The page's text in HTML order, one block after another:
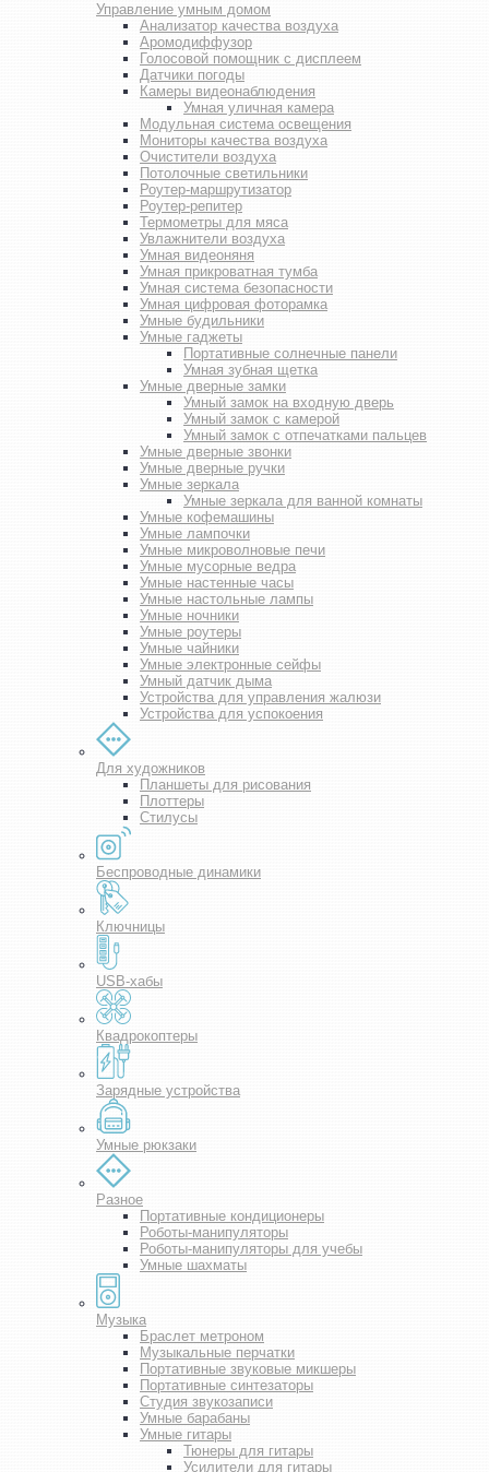
Управление умным домом
Анализатор качества воздуха
Аромодиффузор
Голосовой помощник с дисплеем
Датчики погоды
Камеры видеонаблюдения
Умная уличная камера
Модульная система освещения
Мониторы качества воздуха
Очистители воздуха
Потолочные светильники
Роутер-маршрутизатор
Роутер-репитер
Термометры для мяса
Увлажнители воздуха
Умная видеоняня
Умная прикроватная тумба
Умная система безопасности
Умная цифровая фоторамка
Умные будильники
Умные гаджеты
Портативные солнечные панели
Умная зубная щетка
Умные дверные замки
Умный замок на входную дверь
Умный замок с камерой
Умный замок с отпечатками пальцев
Умные дверные звонки
Умные дверные ручки
Умные зеркала
Умные зеркала для ванной комнаты
Умные кофемашины
Умные лампочки
Умные микроволновые печи
Умные мусорные ведра
Умные настенные часы
Умные настольные лампы
Умные ночники
Умные роутеры
Умные чайники
Умные электронные сейфы
Умный датчик дыма
Устройства для управления жалюзи
Устройства для успокоения
Для художников
Планшеты для рисования
Плоттеры
Стилусы
Беспроводные динамики
Ключницы
USB-хабы
Квадрокоптеры
Зарядные устройства
Умные рюкзаки
Разное
Портативные кондиционеры
Роботы-манипуляторы
Роботы-манипуляторы для учебы
Умные шахматы
Музыка
Браслет метроном
Музыкальные перчатки
Портативные звуковые микшеры
Портативные синтезаторы
Студия звукозаписи
Умные барабаны
Умные гитары
Тюнеры для гитары
Усилители для гитары